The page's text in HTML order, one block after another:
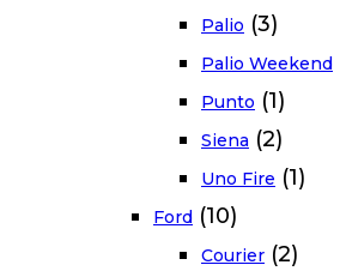
Palio (3)
Palio Weekend
Punto (1)
Siena (2)
Uno Fire (1)
Ford (10)
Courier (2)